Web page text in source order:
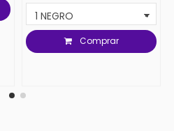
Comprar